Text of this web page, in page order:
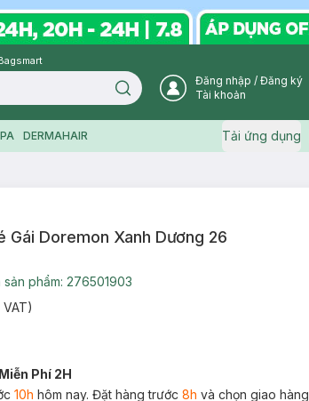
Search icon User Icon
Đăng nhập / Đăng ký
Tài khoản
DERMAHAIR Tải ứng dụng
Gái Doremon Xanh Dương 26
sản phẩm: 276501903
Phí 2H
10h hôm nay. Đặt hàng trước 8h và chọn giao hàng